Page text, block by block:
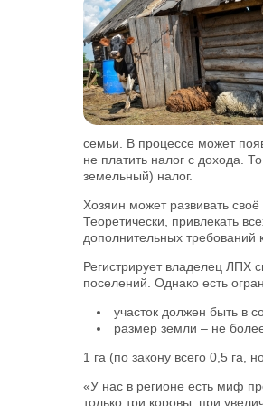
семьи. В процессе может
не платить налог с дохода.
земельный) налог.
Хозяин может развивать
Теоретически, привлекать
дополнительных требований
Регистрирует владелец ЛПХ
поселений. Однако есть
участок должен быть в
размер земли – не
1 га (по закону всего 0,5 га,
«У нас в регионе есть миф
только три коровы, при